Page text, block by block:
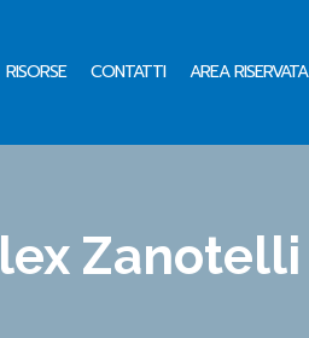
RISORSE CONTATTI AREA RISERVATA
Zanotelli